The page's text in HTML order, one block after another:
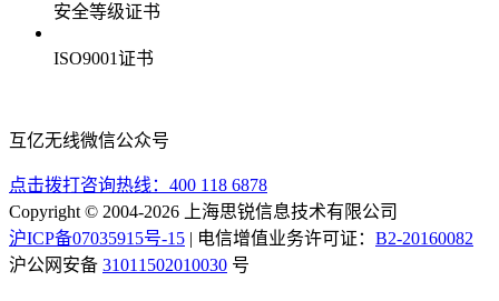
安全等级证书
ISO9001证书
互亿无线微信公众号
点击拨打咨询热线： 400 118 6878
Copyright © 2004-2026 上海思锐信息技术有限公司
沪ICP备07035915号-15 | 电信增值业务许可证： B2-20160082
沪公网安备 31011502010030 号